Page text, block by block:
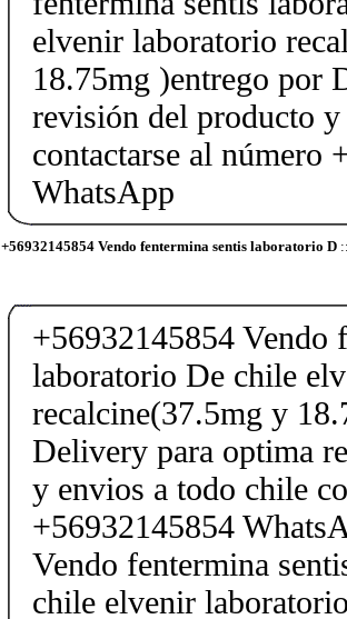
elvenir laboratorio
18.75mg )entrego por
revisión del producto
contactarse al número
WhatsApp
+56932145854 Vendo fentermina sentis laboratorio D::
+56932145854 Vendo
laboratorio De chile
recalcine(37.5mg y
Delivery para optima
y envios a todo chile
+56932145854
Vendo fentermina
chile elvenir